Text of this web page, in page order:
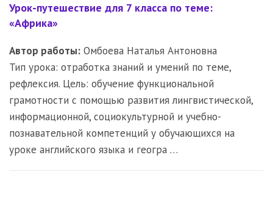
Урок-путешествие для 7 класса по теме:
«Африка»
Автор работы: Омбоева Наталья Антоновна
Тип урока: отработка знаний и умений по теме,
рефлексия. Цель: обучение функциональной
грамотности с помощью развития лингвистической,
информационной, социокультурной и учебно-
познавательной компетенций у обучающихся на
уроке английского языка и геогра …